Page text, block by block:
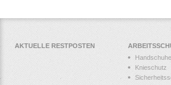
AKTUELLE RESTPOSTEN
Handschuhe
Knieschutz